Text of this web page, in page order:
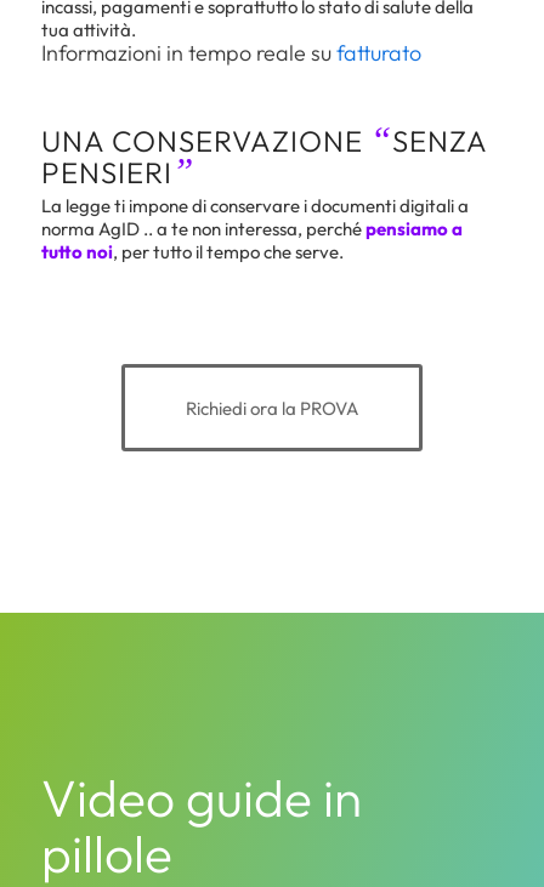
incassi, pagamenti e soprattutto lo stato di salute della
tua attività.
Informazioni in tempo reale sufatturato
UNA CONSERVAZIONE “SENZA
PENSIERI ”
La legge ti impone di conservare i documenti digitali a
norma AgID .. a te non interessa, perchépensiamo a
tutto noi, per tutto il tempo che serve.
Richiedi ora la PROVA
Video guide in
pillole